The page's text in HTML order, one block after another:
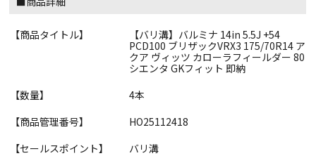
【商品タイトル】
【バリ溝】バルミナ 14in 5.5J +54
PCD100 ブリザックVRX3 175/70R14 ア
クア ヴィッツ カローラフィールダー 80
シエンタ GKフィット 即納
【数量】
4本
【商品管理番号】
HO25112418
【セールスポイント】
バリ溝